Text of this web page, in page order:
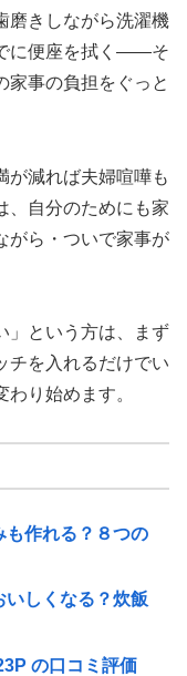
磨きしながら洗濯機
に便座を拭く——そ
家事の負担をぐっと
が減れば夫婦喧嘩も
、自分のためにも家
がら・ついで家事が
」という方は、まず
チを入れるだけでい
り始めます。
も作れる？８つの
いしくなる？炊飯
の口コミ評価